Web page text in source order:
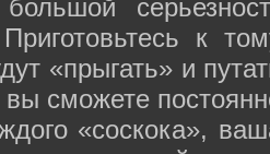
к
«прыгать» и
сможете
«соскока»,